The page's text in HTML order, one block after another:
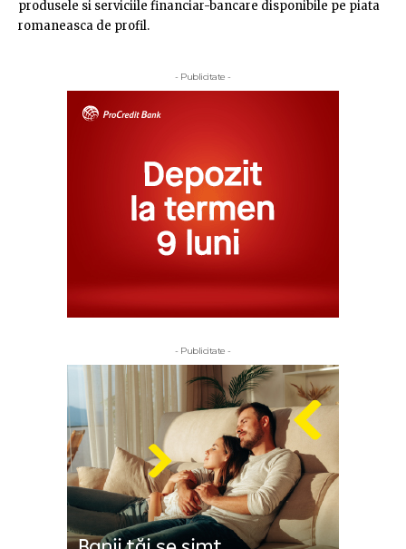
produsele si serviciile financiar-bancare disponibile pe piata
romaneasca de profil.
- Publicitate -
- Publicitate -